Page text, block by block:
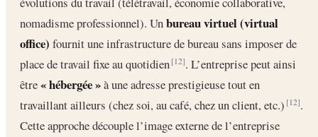
nomadisme professionnel). Unbureau virtuel (virtual
office) fournit une infrastructure de bureau sans imposer de
place de travail fixe au quotidien[12]. L’entreprise peut ainsi
être« hébergée »à une adresse prestigieuse tout en
travaillant ailleurs (chez soi, au café, chez un client, etc.)[12].
Cette approche découple l’image externe de l’entreprise